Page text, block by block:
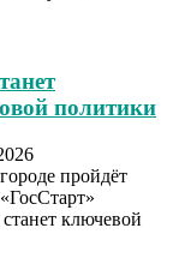
политики
пройдёт
ключевой